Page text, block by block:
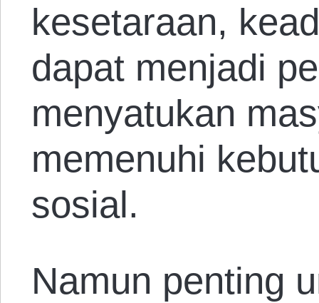
kesetaraan,
dapat menjadi
menyatukan
memenuhi
sosial.
Namun penting